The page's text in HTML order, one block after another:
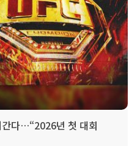
다…“2026년 첫 대회